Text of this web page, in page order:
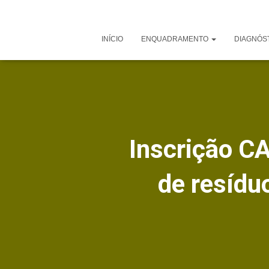
INÍCIO ENQUADRAMENTO
Inscrição
de